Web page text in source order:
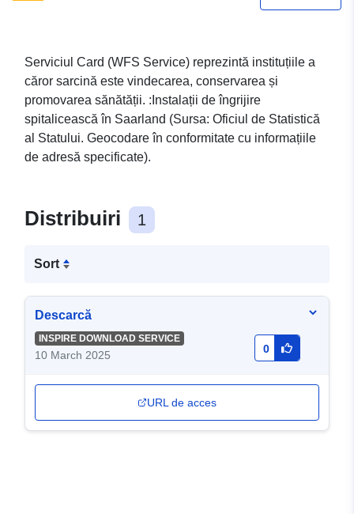
Serviciul Card (WFS Service) reprezintă instituțiile a
căror sarcină este vindecarea, conservarea și
promovarea sănătății. :Instalații de îngrijire
spitalicească în Saarland (Sursa: Oficiul de Statistică
al Statului. Geocodare în conformitate cu informațiile
de adresă specificate).
Distribuiri 1
Sort
Descarcă
INSPIRE DOWNLOAD SERVICE
10 March 2025 0
URL de acces